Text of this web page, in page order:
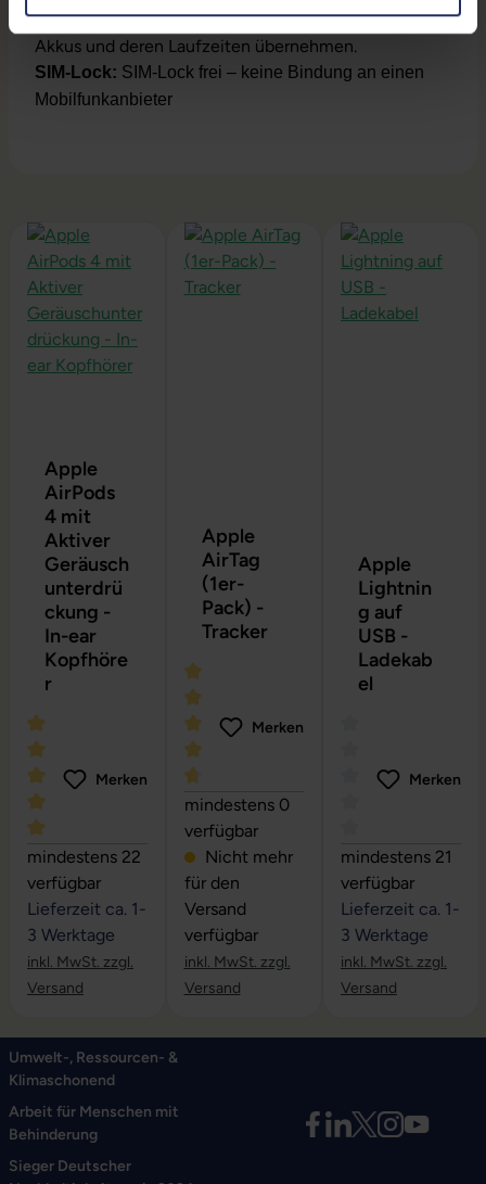
Dennoch können wir keine Garantieleistungen auf
Akkus und deren Laufzeiten übernehmen.
SIM-Lock: SIM-Lock frei – keine Bindung an einen
Mobilfunkanbieter
Produktgalerie überspringen
Apple
AirPods
4 mit
Aktiver
Geräusch
unterdrü
ckung -
In-ear
Kopfhöre
r
Durchschnittliche Bewertung von 5 von 5 Sternen
Merken
mindestens 22
verfügbar
Lieferzeit ca. 1-
3 Werktage
inkl. MwSt. zzgl.
Versand
Apple
AirTag
(1er-
Pack) -
Tracker
Durchschnittliche Bewertung von
Merken
mindestens 0
verfügbar
Nicht mehr
für den
Versand
verfügbar
inkl. MwSt. zzgl.
Versand
Apple
Lightnin
g auf
USB -
Ladekab
el
Durchschnittliche
Merken
mindestens 21
verfügbar
Lieferzeit ca. 1-
3 Werktage
inkl. MwSt. zzgl.
Versand
Umwelt-, Ressourcen- &
Klimaschonend
Arbeit für Menschen mit
Behinderung
Sieger Deutscher